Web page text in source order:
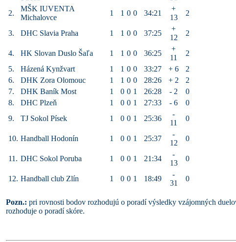
2.
MŠK IUVENTA
Michalovce
1 1 0 0 34:21
+
13
2
3. DHC Slavia Praha 1 1 0 0 37:25
+
12
2
4. HK Slovan Duslo Šaľa 1 1 0 0 36:25
+
11
2
5.
Házená Kynžvart 1 1 0 0 33:27 + 6
2
6.
DHK Zora Olomouc 1 1 0 0 28:26 + 2
2
7.
DHK Baník Most 1 0 0 1 26:28 - 2
0
8.
DHC Plzeň 1 0 0 1 27:33 - 6
0
9.
TJ Sokol Písek 1 0 0 1 25:36
-
11
0
10. Handball Hodonín 1 0 0 1 25:37
-
12
0
11. DHC Sokol Poruba 1 0 0 1 21:34
-
13
0
12. Handball club Zlín 1 0 0 1 18:49
-
31
0
Pozn.: pri rovnosti bodov rozhodujú o poradí výsledky vzájomných
rozhoduje o poradí skóre.